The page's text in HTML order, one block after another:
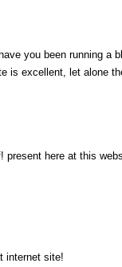
you been running a
is excellent, let alone
present here at this
internet site!